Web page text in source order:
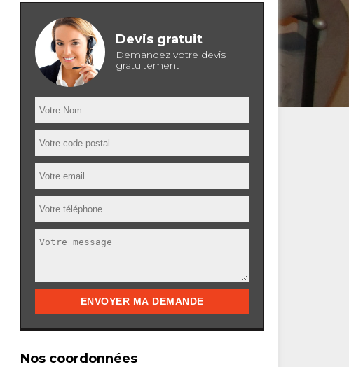
Devis gratuit
Demandez votre devis
gratuitement
Nos coordonnées